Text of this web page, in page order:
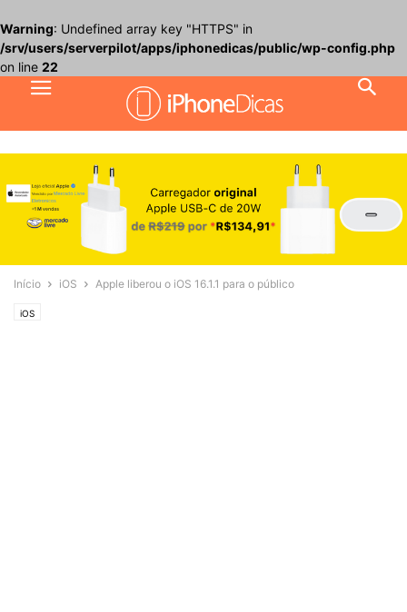
Warning: Undefined array key "HTTPS" in
/srv/users/serverpilot/apps/iphonedicas/public/wp-config.php
on line 22
Início iOS Apple liberou o iOS 16.1.1 para o público
iOS